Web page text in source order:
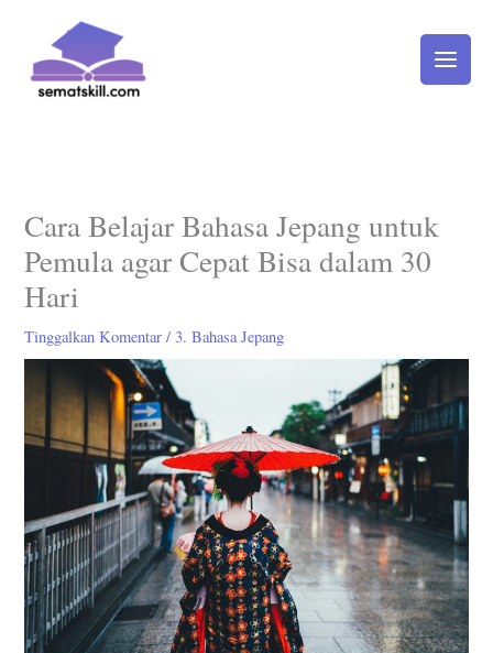
konten
Cara Belajar Bahasa Jepang untuk
Pemula agar Cepat Bisa dalam 30
Hari
Tinggalkan Komentar / 3. Bahasa Jepang